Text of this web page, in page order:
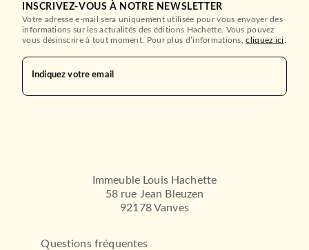
INSCRIVEZ-VOUS À NOTRE NEWSLETTER
Votre adresse e-mail sera uniquement utilisée pour vous envoyer des
informations sur les actualités des éditions Hachette. Vous pouvez
vous désinscrire à tout moment. Pour plus d’informations,cliquez ici
Indiquez votre email
Immeuble Louis Hachette
58 rue Jean Bleuzen
92178 Vanves
Questions fréquentes